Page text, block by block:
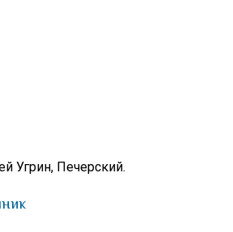
Угрин, Печерский.